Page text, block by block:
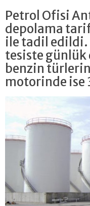
Petrol Ofisi
depolama
ile tadil
tesiste günlük
benzin
motorinde ise